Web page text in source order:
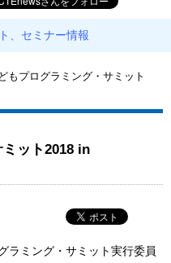
、セミナー情報
どもプログラミング・サミット
ミット2018 in
ラミング・サミット実行委員